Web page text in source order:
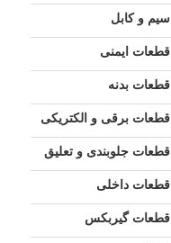
سیم و کابل
قطعات ایمنی
قطعات بدنه
قطعات برقی و الکتریکی
قطعات جلوبندی و تعلیق
قطعات داخلی
قطعات گیربکس